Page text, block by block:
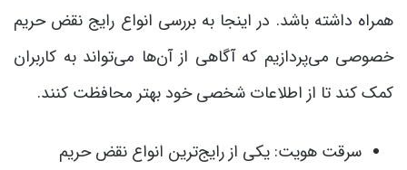
همراه داشته باشد. در اینجا به بررسی انواع رایج نقض حریم
خصوصی می‌پردازیم که آگاهی از آن‌ها می‌تواند به کاربران
کمک کند تا از اطلاعات شخصی خود بهتر محافظت کنند.
سرقت هویت: یکی از رایج‌ترین انواع نقض حریم